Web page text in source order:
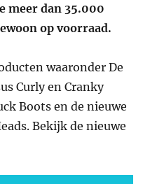
meer dan 35.000
op voorraad.
waaronder De
Curly en Cranky
Boots en de nieuwe
Bekijk de nieuwe